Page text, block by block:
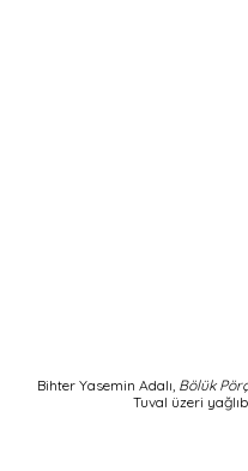
Bihter Yasemin Adalı, Bölük
Tuval üzeri